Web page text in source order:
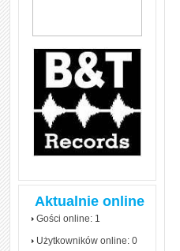
dłużej!
Aktualnie online
Gości online: 1
Użytkowników online: 0